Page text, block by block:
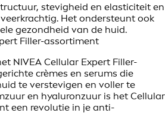
stevigheid en elasticiteit en
Het ondersteunt ook
gezondheid van de huid.
Filler-assortiment
NIVEA Cellular Expert Filler-
crèmes en serums die
te verstevigen en voller te
en hyaluronzuur is het Cellular
een revolutie in je anti-